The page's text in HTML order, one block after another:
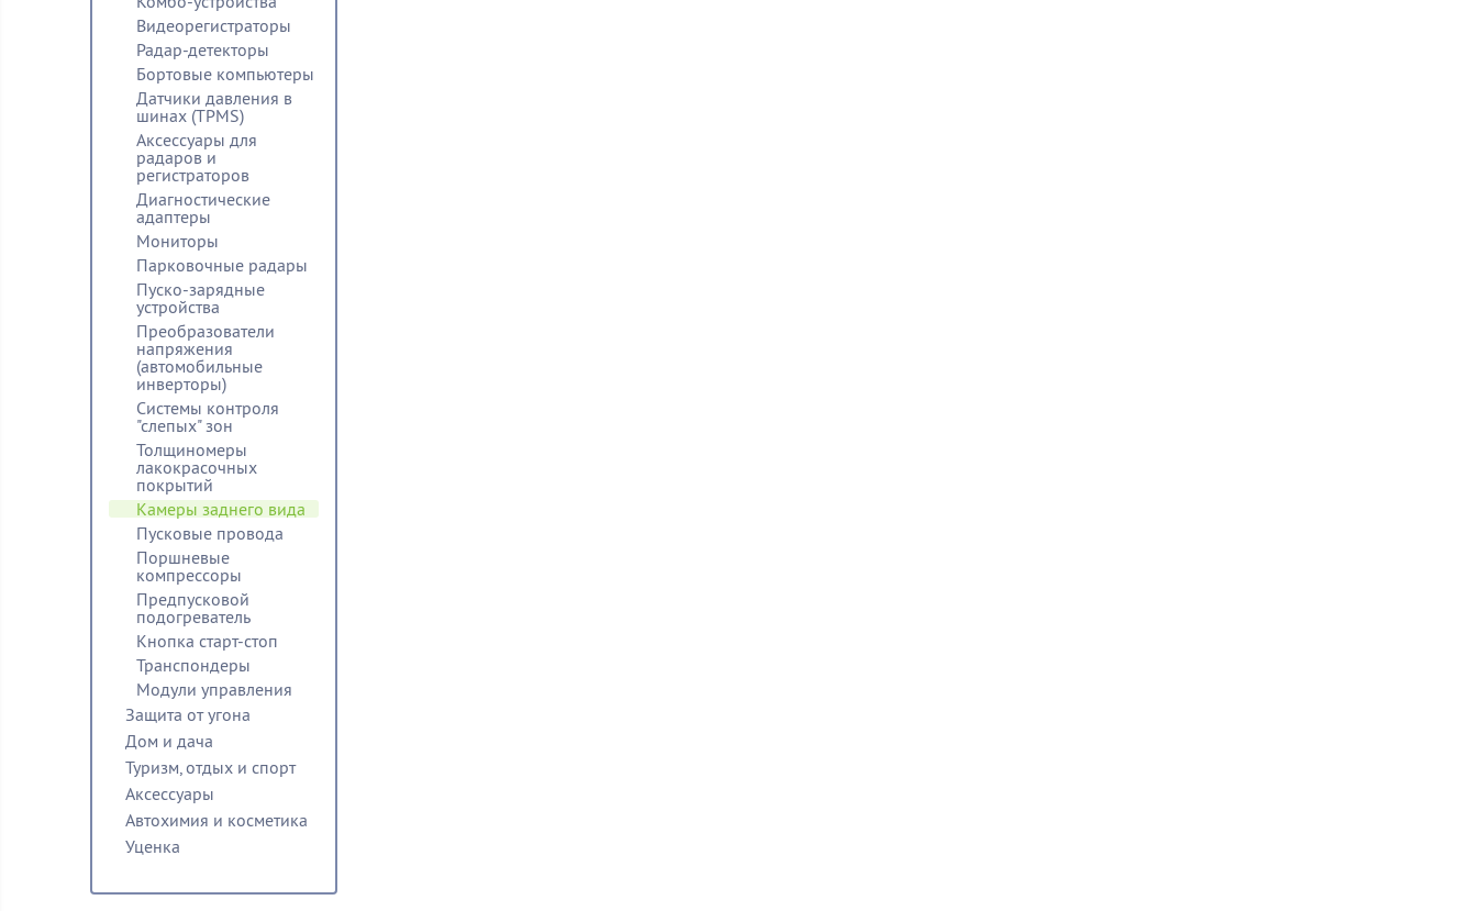
Видеорегистраторы
Радар-детекторы
Бортовые компьютеры
Датчики давления в
шинах (TPMS)
Аксессуары для
радаров и
регистраторов
Диагностические
адаптеры
Мониторы
Парковочные радары
Пуско-зарядные
устройства
Преобразователи
напряжения
(автомобильные
инверторы)
Системы контроля
"слепых" зон
Толщиномеры
лакокрасочных
покрытий
Камеры заднего вида
Пусковые провода
Поршневые
компрессоры
Предпусковой
подогреватель
Кнопка старт-стоп
Транспондеры
Модули управления
Защита от угона
Дом и дача
Туризм, отдых и спорт
Аксессуары
Автохимия и косметика
Уценка